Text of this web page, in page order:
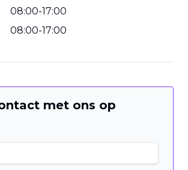
08:00-17:00
08:00-17:00
met ons op